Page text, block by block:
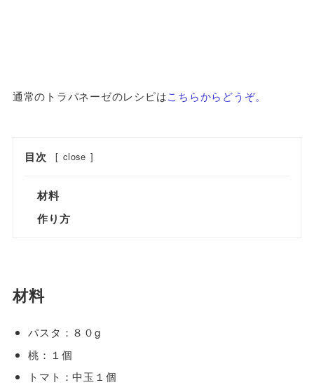
通常のトラパネーゼのレシピはこちらからどうぞ。
目次 [ close ]
材料
作り方
材料
パスタ：８０g
桃：１個
トマト：中玉１個